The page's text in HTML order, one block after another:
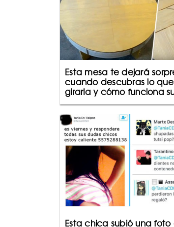
Esta mesa te dejará
cuando descubras lo
girarla y cómo funciona
Esta chica subió una